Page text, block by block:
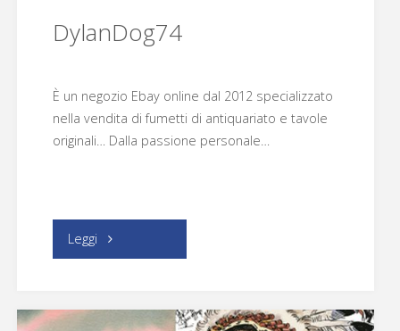
DylanDog74
È un negozio Ebay online dal 2012 specializzato
nella vendita di fumetti di antiquariato e tavole
originali… Dalla passione personale…
Leggi "DylanDog74"